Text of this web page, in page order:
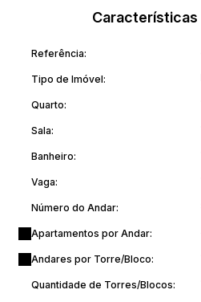
Características
Referência:
Tipo de Imóvel:
Quarto:
Sala:
Banheiro:
Vaga:
Número do Andar:
Apartamentos por Andar:
Andares por Torre/Bloco:
Quantidade de Torres/Blocos: